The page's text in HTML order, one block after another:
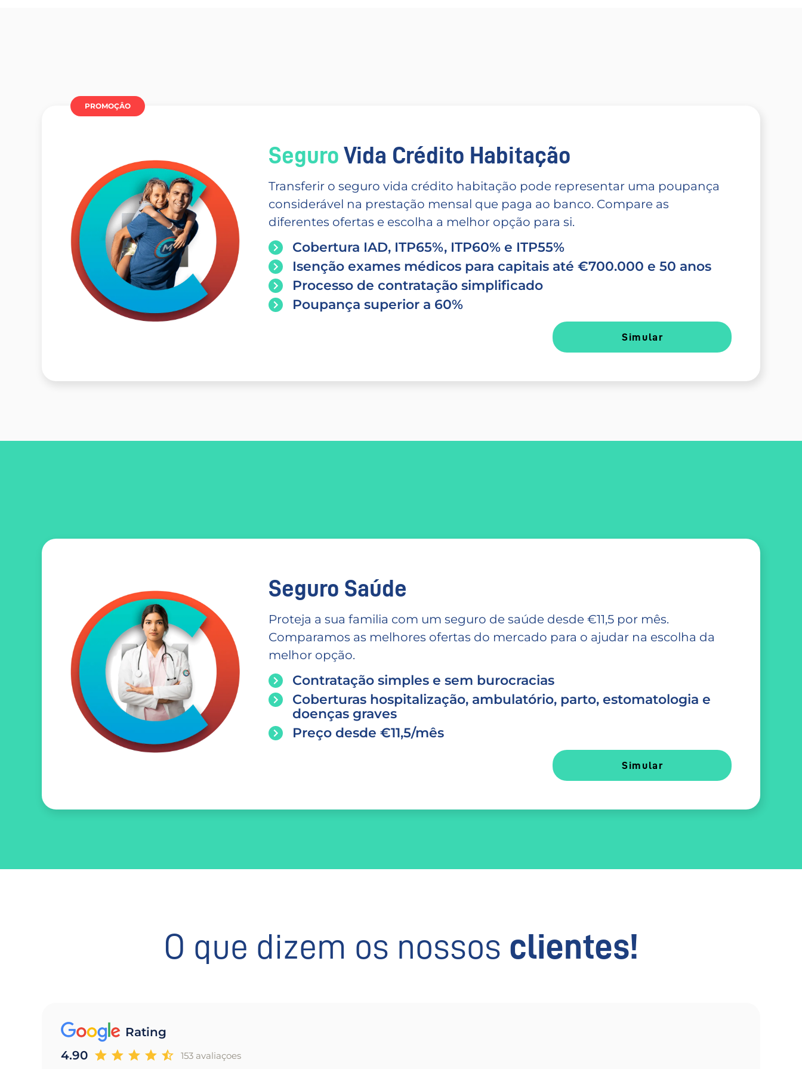
PROMOÇÂO
Seguro Vida Crédito Habitação
Transferir o seguro vida crédito habitação pode representar uma poupança
considerável na prestação mensal que paga ao banco. Compare as
diferentes ofertas e escolha a melhor opção para si.
Cobertura IAD, ITP65%, ITP60% e ITP55%
Isenção exames médicos para capitais até €700.000 e 50 anos
Processo de contratação simplificado
Poupança superior a 60%
Simular
Seguro Saúde
Proteja a sua familia com um seguro de saúde desde €11,5 por mês.
Comparamos as melhores ofertas do mercado para o ajudar na escolha da
melhor opção.
Contratação simples e sem burocracias
Coberturas hospitalização, ambulatório, parto, estomatologia e
doenças graves
Preço desde €11,5/mês
Simular
O que dizem os nossos clientes!
Rating
4.90
153 avaliaçoes